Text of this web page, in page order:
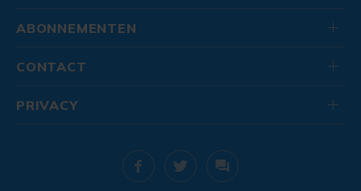
ABONNEMENTEN
CONTACT
PRIVACY